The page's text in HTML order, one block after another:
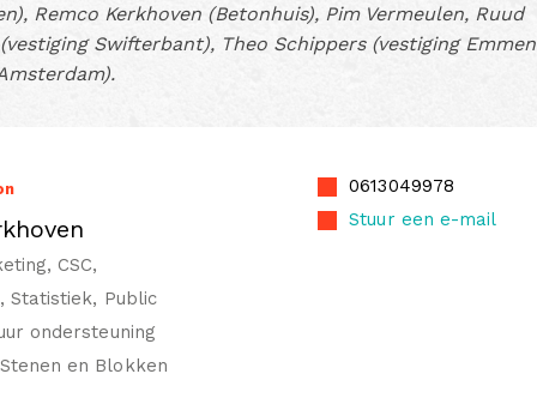
Remco Kerkhoven (Betonhuis), Pim Vermeulen, Ruud
Swifterbant), Theo Schippers (vestiging Emmen
CSC,
Statistiek, Public
ondersteuning
en Blokken
0613049978
Stuur een e-mail